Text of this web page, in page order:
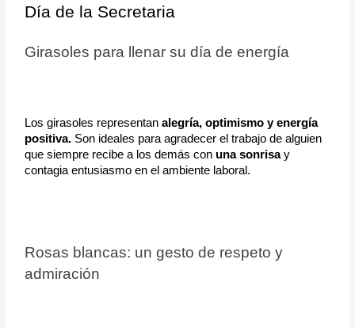
Día de la Secretaria
Girasoles para llenar su día de energía
Los girasoles representan alegría, optimismo y energía
positiva. Son ideales para agradecer el trabajo de alguien
que siempre recibe a los demás con una sonrisa y
contagia entusiasmo en el ambiente laboral.
Rosas blancas: un gesto de respeto y
admiración